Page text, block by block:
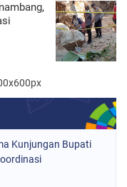
Kunjungan Bupati